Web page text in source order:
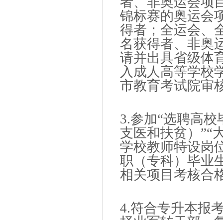
锦标赛的奥运会
得者；全运会、
名获得者、非奥
请并出具省级体
入成人高等学校
市教育考试院审
3.参加“选聘高
支医和扶贫）”“
学校教师特设岗
职（专科）毕业
相关项目考核合
4.符合专升本报